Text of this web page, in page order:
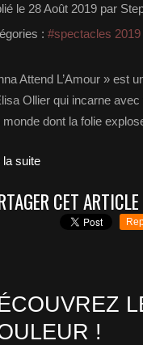
le 28 Août 2019 par
: #spectacles 2019
Attend L’Amour » est
Ollier qui incarne
dont la folie
la suite
CET ARTICLE
!